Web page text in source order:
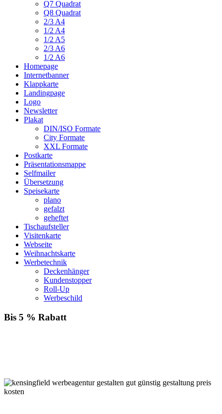
Q7 Quadrat
Q8 Quadrat
2/3 A4
1/2 A4
1/2 A5
2/3 A6
1/2 A6
Homepage
Internetbanner
Klappkarte
Landingpage
Logo
Newsletter
Plakat
DIN/ISO Formate
City Formate
XXL Formate
Postkarte
Präsentationsmappe
Selfmailer
Übersetzung
Speisekarte
plano
gefalzt
geheftet
Tischaufsteller
Visitenkarte
Webseite
Weihnachtskarte
Werbetechnik
Deckenhänger
Kundenstopper
Roll-Up
Werbeschild
Bis 5 % Rabatt